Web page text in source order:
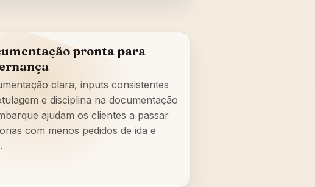
pronta para
clara, inputs consistentes
e disciplina na documentação
ajudam os clientes a passar
com menos pedidos de ida e